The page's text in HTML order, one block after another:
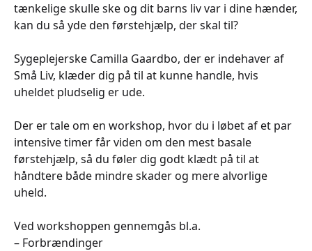
tænkelige skulle ske og dit barns liv var i dine hænder,
kan du så yde den førstehjælp, der skal til?
Sygeplejerske Camilla Gaardbo, der er indehaver af
Små Liv, klæder dig på til at kunne handle, hvis
uheldet pludselig er ude.
Der er tale om en workshop, hvor du i løbet af et par
intensive timer får viden om den mest basale
førstehjælp, så du føler dig godt klædt på til at
håndtere både mindre skader og mere alvorlige
uheld.
Ved workshoppen gennemgås bl.a.
– Forbrændinger